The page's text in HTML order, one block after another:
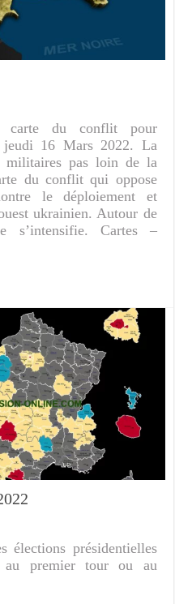
du conflit pour
jeudi 16 Mars 2022. La
militaires pas loin de la
du conflit qui oppose
le déploiement et
ukrainien. Autour de
s’intensifie. Cartes –
élections présidentielles
au premier tour ou au